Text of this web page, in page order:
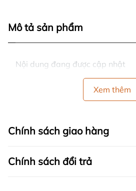
Mô tả sản phẩm
Nội dung đang được cập nhật
Xem thêm
Chính sách giao hàng
Chính sách đổi trả